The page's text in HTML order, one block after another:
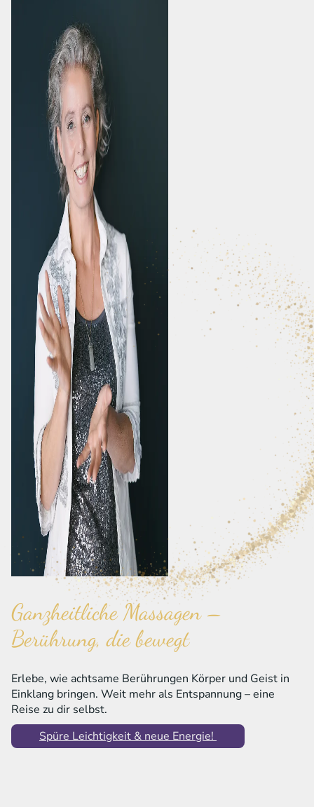
Ganzheitliche Massagen –
Berührung, die bewegt
Erlebe, wie achtsame Berührungen Körper und Geist in
Einklang bringen. Weit mehr als Entspannung – eine
Reise zu dir selbst.
Spüre Leichtigkeit & neue Energie!